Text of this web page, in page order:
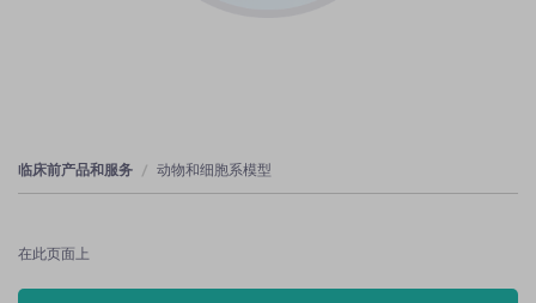
临床前产品和服务 动物和细胞系模型
在此页面上